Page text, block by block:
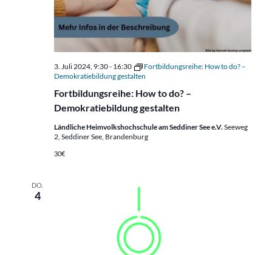
Fortbildungsreihe: How to do? –
Demokratiebildung gestalten
3. Juli 2024, 9:30- 16:30
Fortbildungsreihe: How to do? –
Demokratiebildung gestalten
Ländliche Heimvolkshochschule am Seddiner See e.V.Seeweg
2, Seddiner See, Brandenburg
30€
DO.
4